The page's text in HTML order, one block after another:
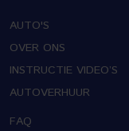
AUTO'S
OVER ONS
INSTRUCTIE VIDEO’S
AUTOVERHUUR
FAQ